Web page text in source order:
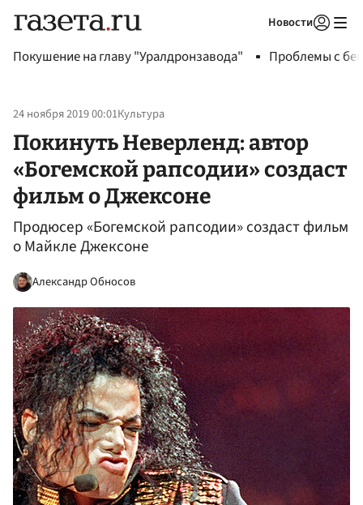
Новости
Покушение на главу "Уралдронзавода" Проблемы с
24 ноября 2019 00:01Культура
Покинуть Неверленд: автор
«Богемской рапсодии» создаст
фильм о Джексоне
Продюсер «Богемской рапсодии» создаст фильм
о Майкле Джексоне
Александр Обносов